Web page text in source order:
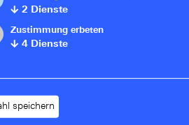
im Blick
unterstützt Sie zu
Security Updates
im Rahmen des Lifecycle
↓ 2 Dienste
Zustimmung erbeten
↓ 4 Dienste
speichern